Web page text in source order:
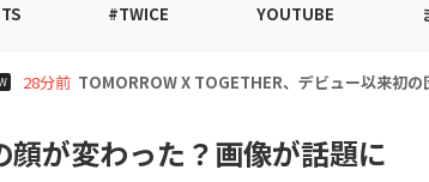
#TWICE YOUTUBE
19時間前 aespaカリナ、ただ細いだけじゃない…「ゴム
顔が変わった？画像が話題に